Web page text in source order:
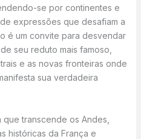
se por continentes e
expressões que desafiam a
é um convite para desvendar
seu reduto mais famoso,
e as novas fronteiras onde
sua verdadeira
transcende os Andes,
históricas da França e